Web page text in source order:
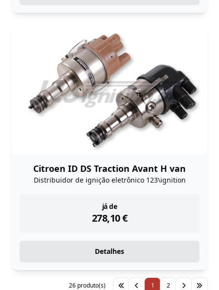
Citroen ID DS Traction Avant H van
Distribuidor de ignição eletrônico 123\ignition
já de
278,10€
instock
Detalhes
1 2
26 produto(s)